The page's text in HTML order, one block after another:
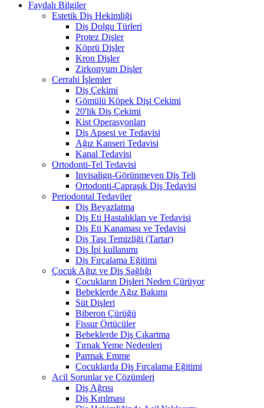
Faydalı Bilgiler
Estetik Diş Hekimliği
Diş Dolgu Türleri
Protez Dişler
Köprü Dişler
Kron Dişler
Zirkonyum Dişler
Cerrahi İşlemler
Diş Çekimi
Gömülü Köpek Dişi Çekimi
20'lik Diş Çekimi
Kist Operasyonları
Diş Apsesi ve Tedavisi
Ağız Kanseri Tedavisi
Kanal Tedavisi
Ortodonti-Tel Tedavisi
Invisalign-Görünmeyen Diş Teli
Ortodonti-Çapraşık Diş Tedavisi
Periodontal Tedaviler
Diş Beyazlatma
Diş Eti Hastalıkları ve Tedavisi
Diş Eti Kanaması ve Tedavisi
Diş Taşı Temizliği (Tartar)
Diş İpi kullanımı
Diş Fırçalama Eğitimi
Çocuk Ağız ve Diş Sağlığı
Çocukların Dişleri Neden Çürüyor
Bebeklerde Ağız Bakımı
Süt Dişleri
Biberon Çürüğü
Fissur Örtücüler
Bebeklerde Diş Çıkartma
Tırnak Yeme Nedenleri
Parmak Emme
Çocuklarda Diş Fırçalama Eğitimi
Acil Sorunlar ve Çözümleri
Diş Ağrısı
Diş Kırılması